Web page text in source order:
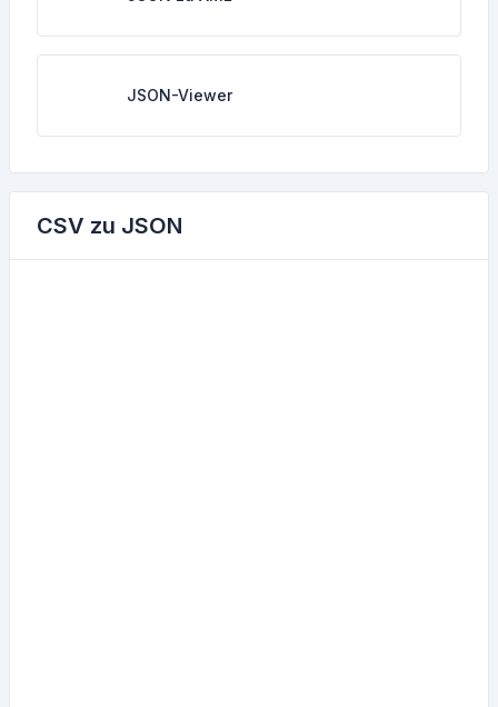
JSON-Viewer
CSV zu JSON